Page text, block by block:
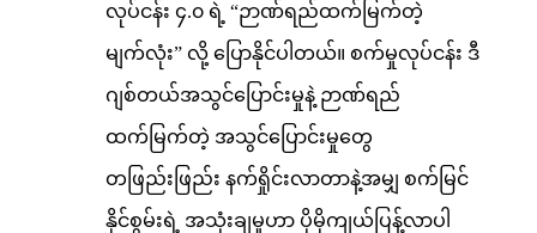
လုပ်ငန်း ၄.၀ ရဲ့ “ဉာဏ်ရည်ထက်မြက်တဲ့
မျက်လုံး” လို့ ပြောနိုင်ပါတယ်။ စက်မှုလုပ်ငန်း ဒီ
ဂျစ်တယ်အသွင်ပြောင်းမှုနဲ့ ဉာဏ်ရည်
ထက်မြက်တဲ့ အသွင်ပြောင်းမှုတွေ
တဖြည်းဖြည်း နက်ရှိုင်းလာတာနဲ့အမျှ စက်မြင်
နိုင်စွမ်းရဲ့ အသုံးချမှုဟာ ပိုမိုကျယ်ပြန့်လာပါ